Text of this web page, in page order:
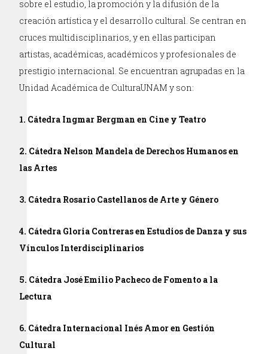
sobre el estudio, la promoción y la difusión de la
creación artística y el desarrollo cultural. Se centran en
cruces multidisciplinarios, y en ellas participan
artistas, académicas, académicos y profesionales de
prestigio internacional. Se encuentran agrupadas en la
Unidad Académica de CulturaUNAM y son:
1. Cátedra Ingmar Bergman en Cine y Teatro
2. Cátedra Nelson Mandela de Derechos Humanos en
las Artes
3. Cátedra Rosario Castellanos de Arte y Género
4. Cátedra Gloria Contreras en Estudios de Danza y sus
Vínculos Interdisciplinarios
5. Cátedra José Emilio Pacheco de Fomento a la
Lectura
6. Cátedra Internacional Inés Amor en Gestión
Cultural